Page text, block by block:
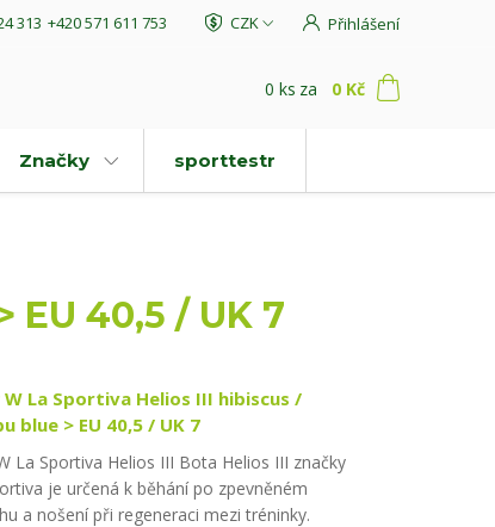
CZK Přihlášení
313 +420 571 611 753
0 ks za 0 Kč
Značky sporttestr
40,5 / UK 7
La Sportiva Helios III hibiscus /
blue > EU 40,5 / UK 7
La Sportiva Helios III Bota Helios III značky
je určená k běhání po zpevněném
a nošení při regeneraci mezi tréninky.